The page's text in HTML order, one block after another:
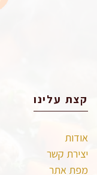
קצת עלינו
אודות
יצירת קשר
מפת אתר